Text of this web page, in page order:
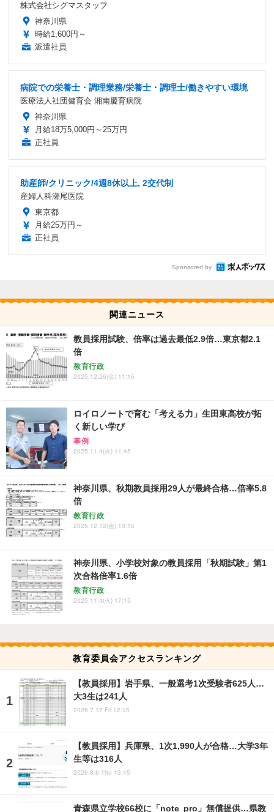
株式会社シグマスタッフ
神奈川県
時給1,600円～
派遣社員
病院での栄養士・調理業務/栄養士・調理士/働きやすい環境
医療法人社団健育会 湘南慶育病院
神奈川県
月給18万5,000円～25万円
正社員
助産師/クリニック/4週8休以上, 2交代制
産婦人科瀬尾医院
東京都
月給25万円～
正社員
Sponsored by
関連ニュース
教員採用試験、倍率は過去最低2.9倍…東京都2.1
倍
教育行政
2025.12.26(金) 11:15
ロイロノートで育む「考える力」生田東高校が拓
く新しい学び
事例
2025.11.4(火) 11:45
神奈川県、秋期教員採用29人が最終合格…倍率5.8
倍
教育行政
2025.12.12(金) 10:15
神奈川県、小学校対象の教員採用「秋期試験」第1
次合格倍率1.6倍
教育行政
2025.11.4(火) 17:15
教育委員会アクセスランキング
【教員採用】岩手県、一般選考1次受験者625人…
大3生は241人
2026.7.17 Fri 12:15
【教員採用】兵庫県、1次1,990人が合格…大学3年
生等は316人
2026.8.6 Thu 13:45
青森県立学校66校に「note pro」無償提供…県教